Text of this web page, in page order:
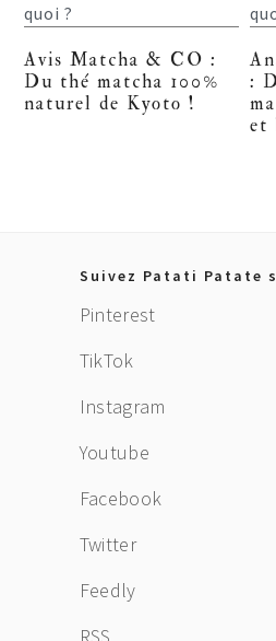
quoi ?
Avis Matcha & CO :
Du thé matcha 100%
naturel de Kyoto !
:
et
FooterSuivez Patati Patate
Pinterest
TikTok
Instagram
Youtube
Facebook
Twitter
Feedly
RSS